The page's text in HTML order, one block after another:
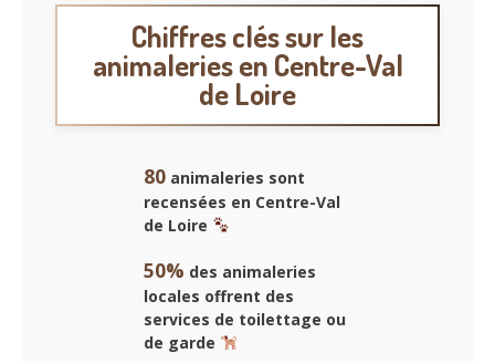
Chiffres clés sur les
animaleries en Centre-Val
de Loire
80 animaleries sont
recensées en Centre-Val
de Loire
50% des animaleries
locales offrent des
services de toilettage ou
de garde